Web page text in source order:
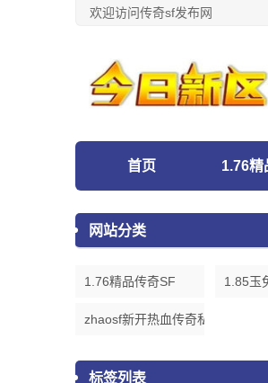
欢迎访问传奇sf发布网
首页 1.76精
网站分类
1.76精品传奇SF 1.85玉
zhaosf新开热血传奇私服发布网
标签列表